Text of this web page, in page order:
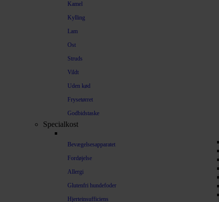
Kamel
Kylling
Lam
Ost
Struds
Vildt
Uden kød
Frysetørret
Godbidstaske
Specialkost
Bevægelsesapparatet
Fordøjelse
Allergi
Glutenfri hundefoder
Hjerteinsufficiens